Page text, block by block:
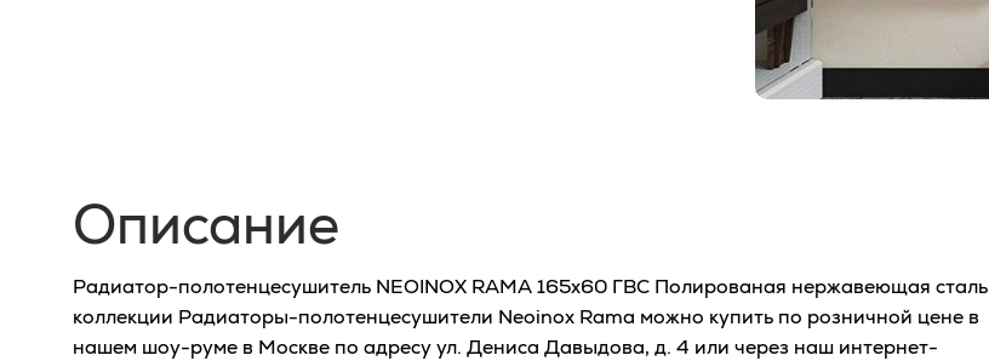
Описание
Радиатор-полотенцесушитель NEOINOX RAMA 165x60 ГВС Полированая нержавеющая сталь
коллекции Радиаторы-полотенцесушители Neoinox Rama можно купить по розничной цене в
нашем шоу-руме в Москве по адресу ул. Дениса Давыдова, д. 4 или через наш интернет-